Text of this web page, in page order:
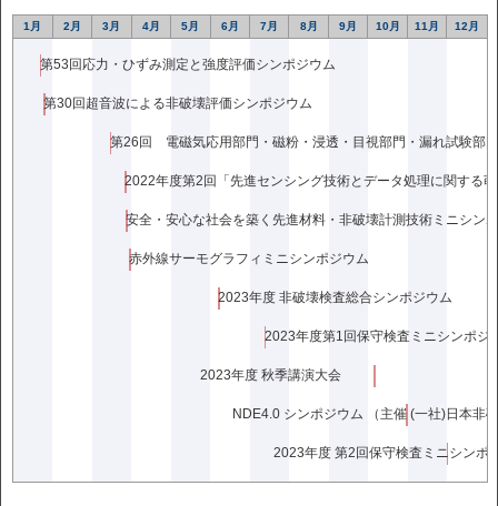
1月 2月 3月 4月 5月 6月 7月 8月 9月 10月 11月 12月
第53回応力・ひずみ測定と強度評価シンポジウム
第30回超音波による非破壊評価シンポジウム
2022年度第2回「先進センシング技術とデータ処理に関する
安全・安心な社会を築く先進材料・非破壊計測技術ミニシン
赤外線サーモグラフィミニシンポジウム
2023年度 非破壊検査総合シンポジウム
2023年度第1回保守検査ミニシンポジ
2023年度 秋季講演大会
NDE4.0 シンポジウム （主催 (一社)日本非
2023年度 第2回保守検査ミニシンポ
日程：2020年2月13日(木)～14日(金)
過去のシンポジウム
平成30年（2018年）2月1日（木）～2日（金）
2018年2月1日更新